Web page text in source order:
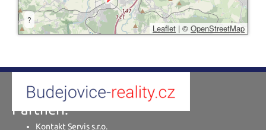
?
Leaflet | © OpenStreetMap
Partneři:
Kontakt Servis s.r.o.